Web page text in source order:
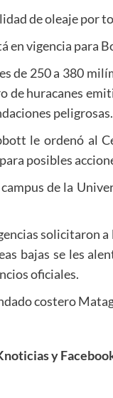
de oleaje por
vigencia para
de 250 a 380
de huracanes
peligrosas.
le ordenó al
posibles
de la
solicitaron
bajas se les
oficiales.
costero
y